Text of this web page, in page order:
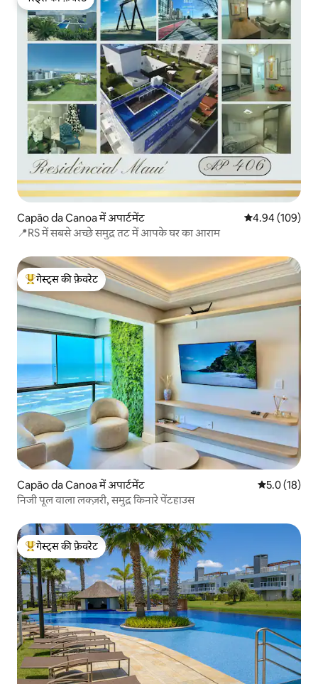
गेस्ट्स की फ़ेवरेट
Capão da Canoa में अपार्टमेंट औसत रेटिंग 5 में से
4.94 (109)
📍RS में सबसे अच्छे समुद्र तट में आपके घर का आराम
गेस्ट्स का टॉप फ़ेवरेट
गेस्ट्स की फ़ेवरेट
Capão da Canoa में अपार्टमेंट औसत रेटिंग 5
5.0 (18)
निजी पूल वाला लक्ज़री, समुद्र किनारे पेंटहाउस
गेस्ट्स का टॉप फ़ेवरेट
गेस्ट्स की फ़ेवरेट